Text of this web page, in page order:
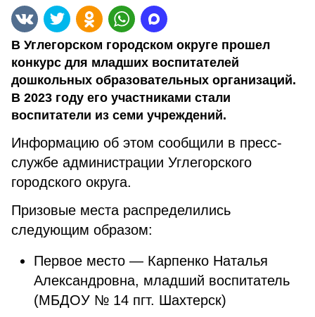
В Углегорском городском округе прошел
конкурс для младших воспитателей
дошкольных образовательных организаций.
В 2023 году его участниками стали
воспитатели из семи учреждений.
Информацию об этом сообщили в пресс-
службе администрации Углегорского
городского округа.
Призовые места распределились
следующим образом:
Первое место — Карпенко Наталья
Александровна, младший воспитатель
(МБДОУ № 14 пгт. Шахтерск)